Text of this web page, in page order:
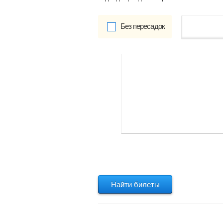
Без пересадок
Найти билеты